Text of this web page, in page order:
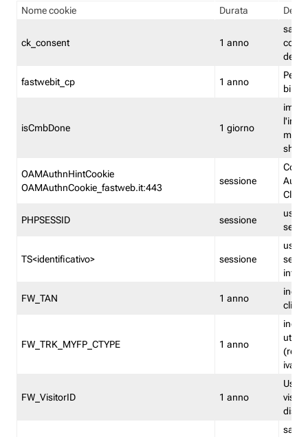
Nome cookie Durata
ck_consent 1 anno
salva
dei
fastwebit_cp 1 anno
isCmbDone 1 giorno
shp
OAMAuthnHintCookie
OAMAuthnCookie_fastweb.it:443
sessione
PHPSESSID sessione
TS<identificativo> sessione
FW_TAN 1 anno
FW_TRK_MYFP_CTYPE 1 anno
iva/
FW_VisitorID 1 anno
salva